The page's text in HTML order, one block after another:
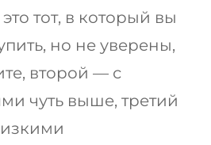
тот, в который вы
но не уверены,
второй — с
чуть выше, третий